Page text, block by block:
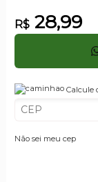
R$28,99
Calcule
Não sei meu cep